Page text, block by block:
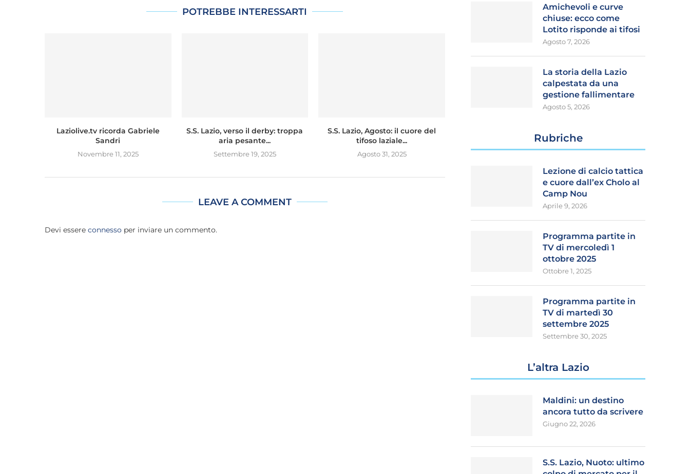
POTREBBE INTERESSARTI
Laziolive.tv ricorda Gabriele
Sandri
Novembre 11, 2025
S.S. Lazio, verso il derby: troppa
aria pesante...
Settembre 19, 2025
S.S. Lazio, Agosto: il cuore del
tifoso laziale...
Agosto 31, 2025
LEAVE A COMMENT
Devi essere connesso per inviare un commento.
Amichevoli e curve
chiuse: ecco come
Lotito risponde ai tifosi
Agosto 7, 2026
La storia della Lazio
calpestata da una
gestione fallimentare
Agosto 5, 2026
Rubriche
Lezione di calcio tattica
e cuore dall’ex Cholo al
Camp Nou
Aprile 9, 2026
Programma partite in
TV di mercoledì 1
ottobre 2025
Ottobre 1, 2025
Programma partite in
TV di martedì 30
settembre 2025
Settembre 30, 2025
L’altra Lazio
Maldini: un destino
ancora tutto da scrivere
Giugno 22, 2026
S.S. Lazio, Nuoto: ultimo